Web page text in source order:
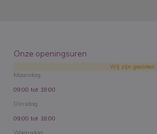
Onze openingsuren
Wij zijn gesloten
Maandag
09:00 tot 18:00
Dinsdag
09:00 tot 18:00